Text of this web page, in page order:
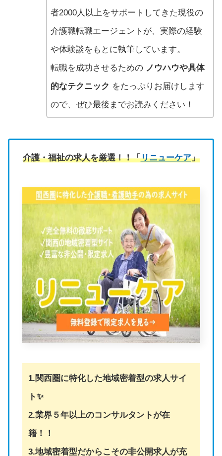
者2000人以上をサポートしてきた現役の
介護職転職エージェントが、実際の経験
や体験談をもとに執筆しています。
転職を成功させるための ノウハウや具体
的なテクニック をたっぷりお届けします
ので、ぜひ最後までお読みください！
介護・福祉の求人を厳選！！「リニューケア」
1.関西圏に特化した地域密着型の求人サイ
ト✨
2.業界５年以上のコンサルタントが在
籍！！
3.地域密着型だからこその非公開求人が充